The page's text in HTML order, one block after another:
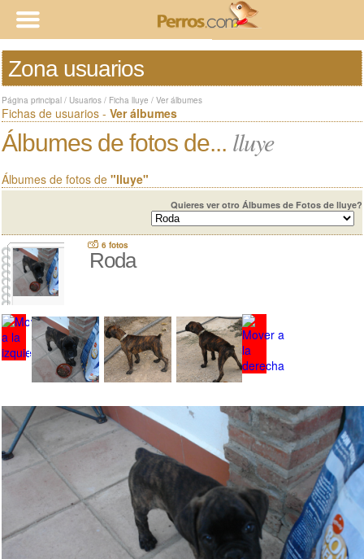
Zona usuarios
Página principal / Usuarios / Ficha lluye / Ver álbumes
Fichas de usuarios - Ver álbumes
Álbumes de fotos de... lluye
Álbumes de fotos de "lluye"
Quieres ver otro Álbumes de Fotos de lluye?
6 fotos
Roda